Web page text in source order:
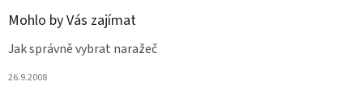
Mohlo by Vás zajímat
Jak správně vybrat naražeč
26.9.2008